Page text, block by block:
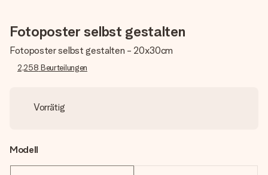
Fotoposter selbst gestalten
Fotoposter selbst gestalten - 20x30cm
2,258 Beurteilungen
Vorrätig
Modell